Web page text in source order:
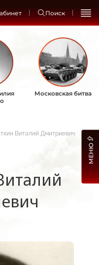
Поиск
Московская битва
Виталий Дмитриевич
МЕНЮ